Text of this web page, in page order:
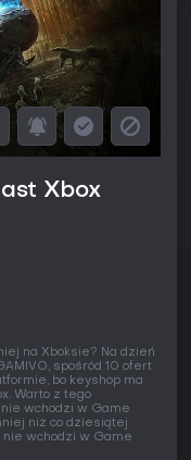
Xbox
na Xboksie? Na dzień
spośród 10 ofert
bo keyshop ma
Warto z tego
wchodzi w Game
niż co dziesiątej
wchodzi w Game